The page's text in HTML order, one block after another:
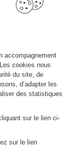
accompagnement
cookies nous
du site, de
d’adapter les
des statistiques
sur le lien ci-
sur le lien